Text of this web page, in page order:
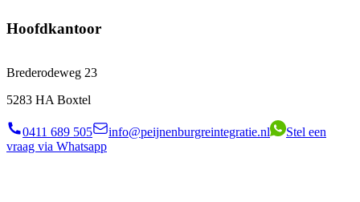
Hoofdkantoor
Brederodeweg 23
5283 HA Boxtel
0411 689 505 info@peijnenburgreintegratie.nl
Stel een
vraag via Whatsapp